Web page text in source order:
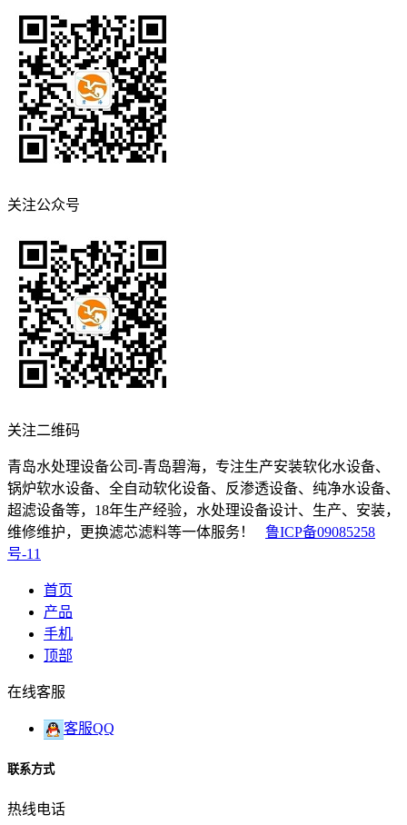
关注公众号
关注二维码
青岛水处理设备公司-青岛碧海，专注生产安装软化水设备、
锅炉软水设备、全自动软化设备、反渗透设备、纯净水设备、
超滤设备等，18年生产经验，水处理设备设计、生产、安装，
维修维护，更换滤芯滤料等一体服务！ 鲁ICP备09085258
号-11
首页
产品
手机
顶部
在线客服
客服QQ
联系方式
热线电话